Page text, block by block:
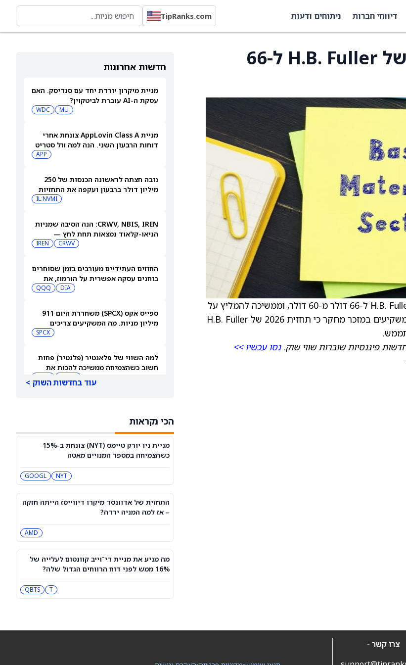
דיווחי חברות ניתוחים ודעות TipRanks.com
חדשות אחרונות
מניית מיקרון יורדת יחד עם סנדיסק. האם
עסקת ה-AI עוברת לביטקוין?
MU
WDC
מניית AppLovin Class A צונחת אחרי
דוחות הרבעון השני. הנה למה וול סטריט
APP
נובה חצתה לראשונה הכנסות של 250
מיליון דולר ברבעון ועקפה את התחזיות
IL:NVMI
CRWV, NBIS, IREN: הנה הסיבה שמניות
הניאו-קלאוד נמצאות תחת לחץ —
CRWV
IREN
החוזים העתידיים מעורבים בזמן שסוחרים
בוחנים עסקה אפשרית על הורמוז, את
DIA
QQQ
ספייס אקס (SPCX) משחררת היום 911
מיליון מניות. מה המשקיעים צריכים
SPCX
למה השווי של פלאנטיר (פלנטיר) פחות
חשוב כשהצמיחה ממשיכה להכות את
במכירות מסכות IC
מה דוח הרבעון השני של IonQ חושף על
צמיחת ההכנסות, ההפסדים המתרחבים
ומניית IONQ
IONQ
האם מניית Oklo יקרה מדי אחרי שאישור
משרד האנרגיה הוביל לראלי של 16.7%
לפני הדוח?
Oklo מדווחת על רווחים מחר: האם מניית
OKLO
למה מניית ספייס אקס (SPCX) עולה היום
SPCX
עוד בחדשות השוק >
הכי נקראות
מניית ניו יורק טיימס (NYT) צונחת ב-15%
כשהצמיחה במספר המנויים מאטה
NYT
GOOGL
התחזית של אדוונסד מיקרו דיווייסז הייתה חזקה
– אז למה המניה ירדה?
AMD
מה מניע את מניית די־וייב קוונטום לעלייה של
16% ממש לפני דוח הרווחים הגדול שלה?
T
QBTS
UBS מעלה את מחיר היעד של H.B. Fuller ל-66
) ל-66 דולר מ-60 דולר, וממשיכה להמליץ על
מניית החברה בדירוג Neutral (נייטרלי). האנליסט אומר למשקיעים במזכר מחקר כי תחזית 2026 של H.B. Fuller
פיננסיות שוברות שווי שוק.נסו עכשיו >>
צרו קשר -